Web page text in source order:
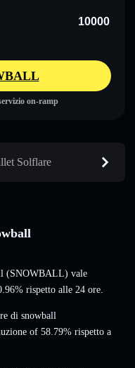
on-ramp
Solflare
(SNOWBALL) vale
rispetto alle 24 ore.
di snowball
of 58.79% rispetto a